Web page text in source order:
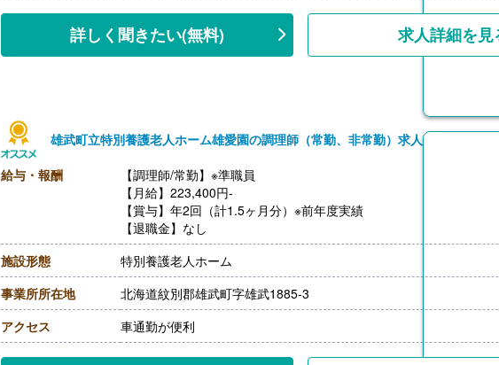
詳しく聞きたい(無料) 求人詳細を見
雄武町立特別養護老人ホーム雄愛園の調理師（常勤、非常勤）求人
給与・報酬
【調理師/常勤】※準職員
【月給】223,400円-
【賞与】年2回（計1.5ヶ月分）※前年度実績
【退職金】なし
施設形態
特別養護老人ホーム
事業所所在地
北海道紋別郡雄武町字雄武1885-3
アクセス
車通勤が便利